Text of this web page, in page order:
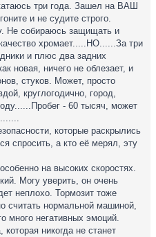
три года. Зашел на ВАШ
и не судите строго.
Не собираюсь защищать и
хромает.....НО......За три
и плюс два задних
новая, ничего не облезает, и
стуков. Может, просто
круглогодично, город,
- 60 тысяч, может
которые раскрылись
спросить, а кто её мерял, эту
на высоких скоростях.
Могу уверить, он очень
неплохо. Тормозит тоже
считать нормальной машиной,
много негативных эмоций.
никогда не станет